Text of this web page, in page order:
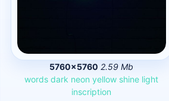
5760×5760 2.59 Mb
words dark neon yellow shine light
inscription